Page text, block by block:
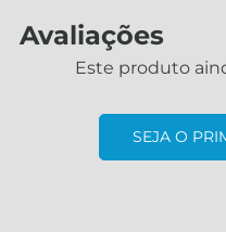
Avaliações
Este produto
SEJA O